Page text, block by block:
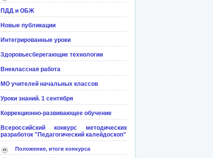
ПДД и ОБЖ
Новые публикации
Интегрированные уроки
Здоровьесберегающие технологии
Внеклассная работа
МО учителей начальных классов
Уроки знаний. 1 сентября
Коррекционно-развивающее обучение
Всероссийский конкурс методических
разработок "Педагогический калейдоскоп"
Положение, итоги конкурса